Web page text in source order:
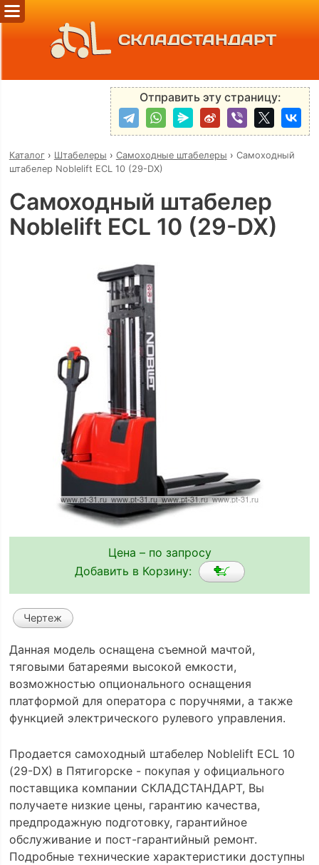
СКЛАДСТАНДАРТ
Отправить эту страницу:
Каталог› Штабелеры › Самоходные штабелеры › Самоходный
штабелер Noblelift ECL 10 (29-DX)
Самоходный штабелер
Noblelift ECL 10 (29-DX)
Цена – по запросу
Добавить в Корзину:
Чертеж
Данная модель оснащена съемной мачтой,
тяговыми батареями высокой емкости,
возможностью опционального оснащения
платформой для оператора с поручнями, а также
функцией электрического рулевого управления.
Продается самоходный штабелер Noblelift ECL 10
(29-DX) в Пятигорске - покупая у официального
поставщика компании СКЛАДСТАНДАРТ, Вы
получаете низкие цены, гарантию качества,
предпродажную подготовку, гарантийное
обслуживание и пост-гарантийный ремонт.
Подробные технические характеристики доступны